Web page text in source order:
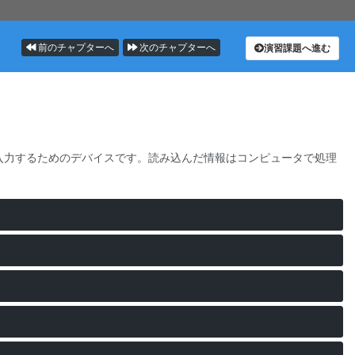
演習課題へ進む
次のチャプターへ
前のチャプターへ
するためのデバイスです。読み込んだ情報はコンピュータで処理